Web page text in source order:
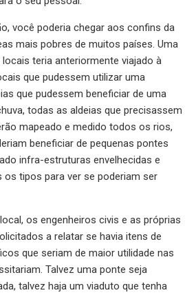
você poderia chegar aos confins da
mais pobres de muitos países. Uma
teria anteriormente viajado à
que pudessem utilizar uma
que pudessem beneficiar de uma
todas as aldeias que precisassem
mapeado e medido todos os rios,
beneficiar de pequenas pontes
infra-estruturas envelhecidas e
tipos para ver se poderiam ser
os engenheiros civis e as próprias
a relatar se havia itens de
que seriam de maior utilidade nas
Talvez uma ponte seja
talvez haja um viaduto que tenha